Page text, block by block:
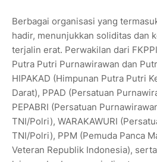
Berbagai organisasi yang
hadir, menunjukkan soliditas dan
terjalin erat. Perwakilan dari
Putra Putri Purnawirawan dan
HIPAKAD (Himpunan Putra Putri
Darat), PPAD (Persatuan
PEPABRI (Persatuan
TNI/Polri), WARAKAWURI
TNI/Polri), PPM (Pemuda Panca
Veteran Republik Indonesia),